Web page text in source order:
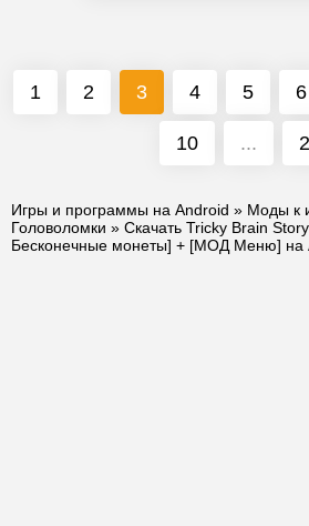
1 2 3 4 5 6
10 ...
Игры и программы на Android » Моды к
Головоломки » Скачать Tricky Brain
Бесконечные монеты] + [МОД Меню] на